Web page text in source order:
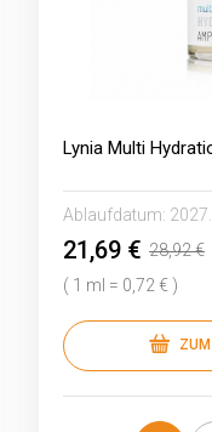
Lynia Multi
Ablaufdatum:
21,69 € 28,92 €
( 1 ml = 0,72 € )